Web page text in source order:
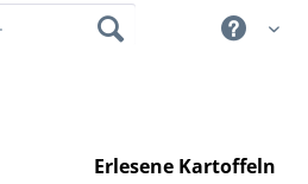
Erlesene Kartoffeln